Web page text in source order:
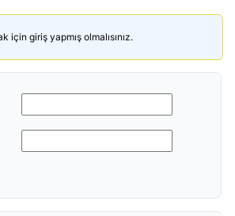
için giriş yapmış olmalısınız.